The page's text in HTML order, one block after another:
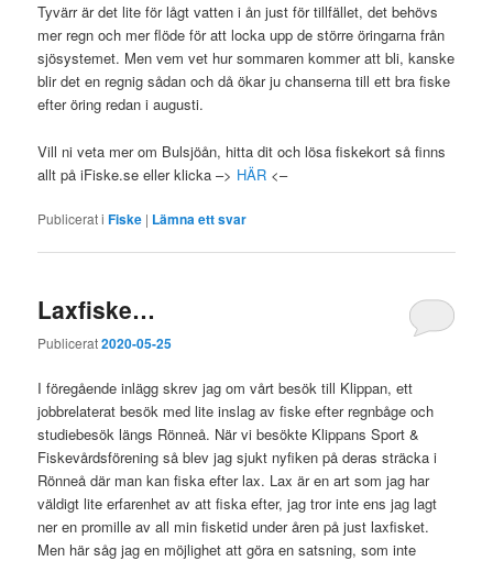
Tyvärr är det lite för lågt vatten i ån just för tillfället, det behövs
mer regn och mer flöde för att locka upp de större öringarna från
sjösystemet. Men vem vet hur sommaren kommer att bli, kanske
blir det en regnig sådan och då ökar ju chanserna till ett bra fiske
efter öring redan i augusti.
Vill ni veta mer om Bulsjöån, hitta dit och lösa fiskekort så finns
allt på iFiske.se eller klicka –> HÄR <–
Publicerat i Fiske | Lämna ett svar
Laxfiske…
Publicerat2020-05-25
I föregående inlägg skrev jag om vårt besök till Klippan, ett
jobbrelaterat besök med lite inslag av fiske efter regnbåge och
studiebesök längs Rönneå. När vi besökte Klippans Sport &
Fiskevårdsförening så blev jag sjukt nyfiken på deras sträcka i
Rönneå där man kan fiska efter lax. Lax är en art som jag har
väldigt lite erfarenhet av att fiska efter, jag tror inte ens jag lagt
ner en promille av all min fisketid under åren på just laxfisket.
Men här såg jag en möjlighet att göra en satsning, som inte